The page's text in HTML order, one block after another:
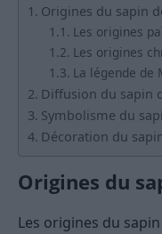
Origines du sapin
Les origines
Les origines
La légende de
Diffusion du sapin
Symbolisme du
Décoration du
Origines du
Les origines du